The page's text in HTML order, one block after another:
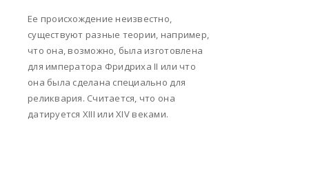
Ее происхождение неизвестно,
существуют разные теории, например,
что она, возможно, была изготовлена
для императора Фридриха II или что
она была сделана специально для
реликвария. Считается, что она
датируется XIII или XIV веками.